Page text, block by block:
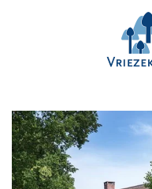
Skip to main content